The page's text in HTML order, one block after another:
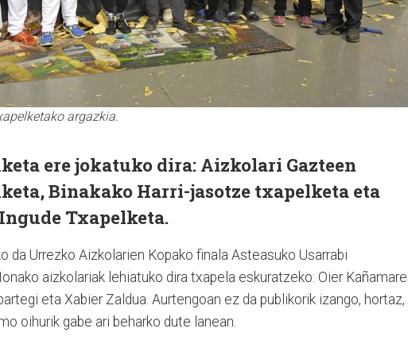
argazkia.
ere jokatuko dira: Aizkolari Gazteen
Binakako Harri-jasotze txapelketa eta
Txapelketa.
da Urrezko Aizkolarien Kopako finala Asteasuko Usarrabi
aizkolariak lehiatuko dira txapela eskuratzeko: Oier
eta Xabier Zaldua. Aurtengoan ez da publikorik izango, hortaz,
oihurik gabe ari beharko dute lanean.